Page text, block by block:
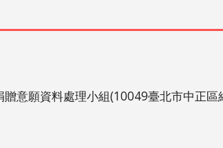
意願資料處理小組(10049臺北市中正